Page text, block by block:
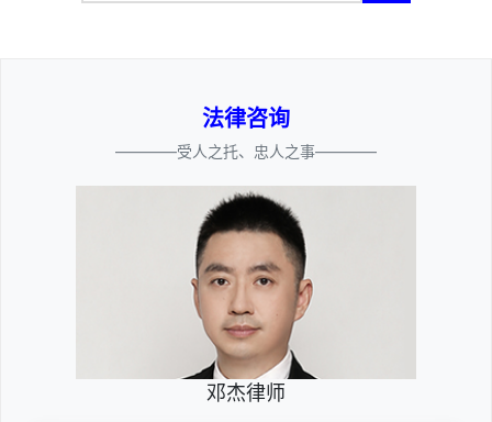
法律咨询
————受人之托、忠人之事————
邓杰律师